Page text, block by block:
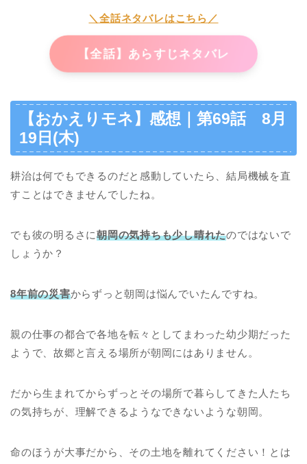
＼全話ネタバレはこちら／
【全話】あらすじネタバレ
【おかえりモネ】感想｜第69話 8月
19日(木)
耕治は何でもできるのだと感動していたら、結局機械を直
すことはできませんでしたね。
でも彼の明るさに朝岡の気持ちも少し晴れたのではないで
しょうか？
8年前の災害からずっと朝岡は悩んでいたんですね。
親の仕事の都合で各地を転々としてまわった幼少期だった
ようで、故郷と言える場所が朝岡にはありません。
だから生まれてからずっとその場所で暮らしてきた人たち
の気持ちが、理解できるようなできないような朝岡。
命のほうが大事だから、その土地を離れてください！とは